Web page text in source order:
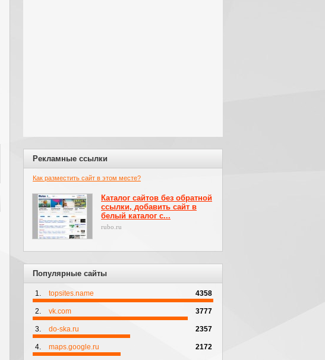
Рекламные ссылки
Как разместить сайт в этом месте?
Каталог сайтов без обратной
ссылки, добавить сайт в
белый каталог с...
rubo.ru
Популярные сайты
1. topsites.name 4358
2. vk.com 3777
3. do-ska.ru 2357
4. maps.google.ru 2172